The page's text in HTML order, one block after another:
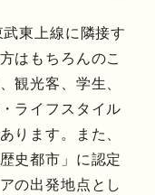
東上線に隣接す
はもちろんのこ
観光客、学生、
ライフスタイル
ります。また、
史都市」に認定
の出発地点とし